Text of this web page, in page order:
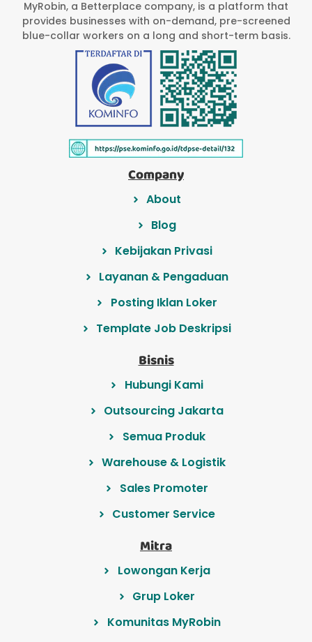
MyRobin, a Betterplace company, is a platform that
provides businesses with on-demand, pre-screened
blue-collar workers on a long and short-term basis.
Company
About
Blog
Kebijakan Privasi
Layanan & Pengaduan
Posting Iklan Loker
Template Job Deskripsi
Bisnis
Hubungi Kami
Outsourcing Jakarta
Semua Produk
Warehouse & Logistik
Sales Promoter
Customer Service
Mitra
Lowongan Kerja
Grup Loker
Komunitas MyRobin